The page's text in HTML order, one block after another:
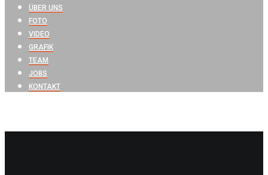
ÜBER UNS
FOTO
VIDEO
GRAFIK
TEAM
JOBS
KONTAKT